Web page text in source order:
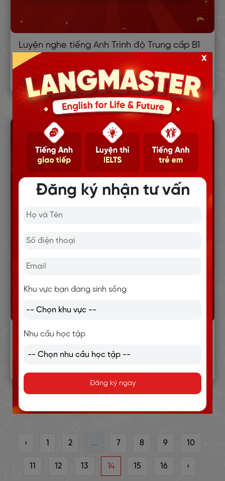
Luyện nghe tiếng Anh Trình độ Trung cấp B1
Luyện nghe tiếng Anh Trình độ cơ bản B1
‹ 1 2 ... 7 8 9 10
11 12 13 14 15 16 ›
Đăng ký nhận tư vấn
Khu vực bạn đang sinh sống
Nhu cầu học tập
Đăng ký ngay
x